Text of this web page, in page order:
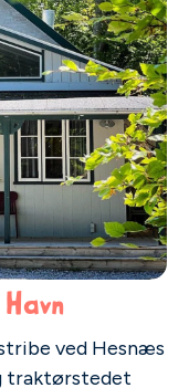
ved Hesnæs
traktørstedet